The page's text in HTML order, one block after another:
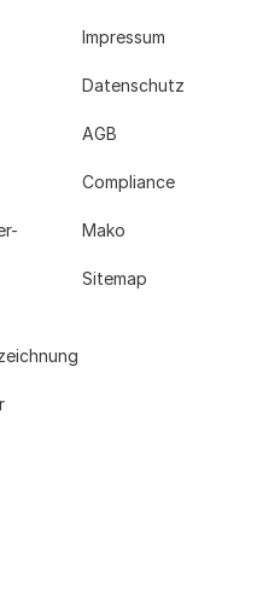
Impressum
Datenschutz
AGB
Compliance
Mako
Sitemap